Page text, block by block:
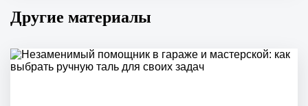
Другие материалы